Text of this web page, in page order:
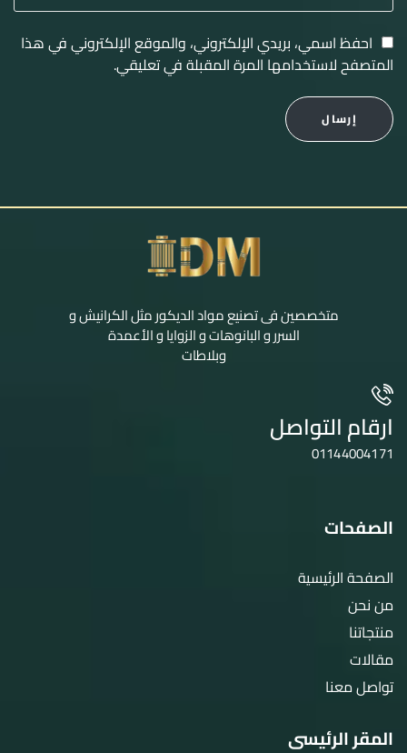
احفظ اسمي، بريدي الإلكتروني، والموقع الإلكتروني في هذا
المتصفح لاستخدامها المرة المقبلة في تعليقي.
إرسال
متخصصين فى تصنيع مواد الديكور مثل الكرانيش و
السرر و البانوهات و الزوايا و الأعمدة
وبلاطات
ارقام التواصل
01144004171
الصفحات
الصفحة الرئيسية
من نحن
منتجاتنا
مقالات
تواصل معنا
المقر الرئيسى